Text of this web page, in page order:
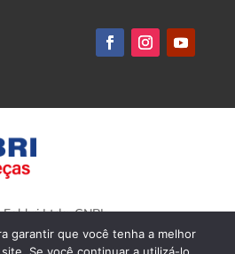
Ltda. CNPJ:
garantir que você tenha a melhor